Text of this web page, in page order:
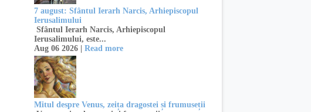
7 august: Sfântul Ierarh Narcis, Arhiepiscopul
Ierusalimului
Sfântul Ierarh Narcis, Arhiepiscopul
Ierusalimului, este...
Aug 06 2026 | Read more
Mitul despre Venus, zeița dragostei și frumuseții